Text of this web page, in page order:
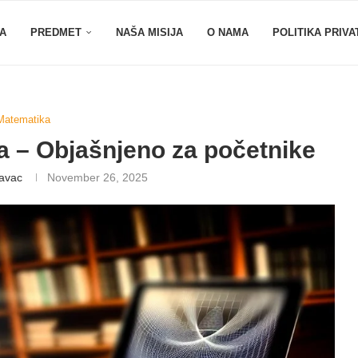
PREDMET NAŠA MISIJA O NAMA POLITIKA
– Objašnjeno za početnike
November 26, 2025